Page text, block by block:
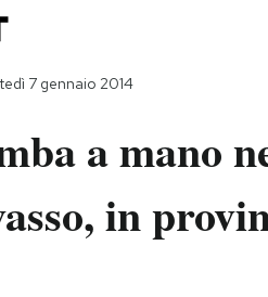
7 gennaio 2014
a mano
in